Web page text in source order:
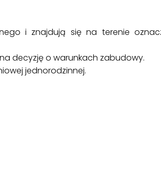
i znajdują się na terenie
decyzję o warunkach zabudowy.
jednorodzinnej.